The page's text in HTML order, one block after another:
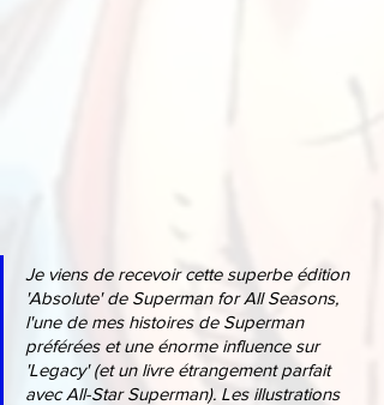
Je viens de recevoir cette superbe édition
'Absolute' de Superman for All Seasons,
l'une de mes histoires de Superman
préférées et une énorme influence sur
'Legacy' (et un livre étrangement parfait
avec All-Star Superman). Les illustrations